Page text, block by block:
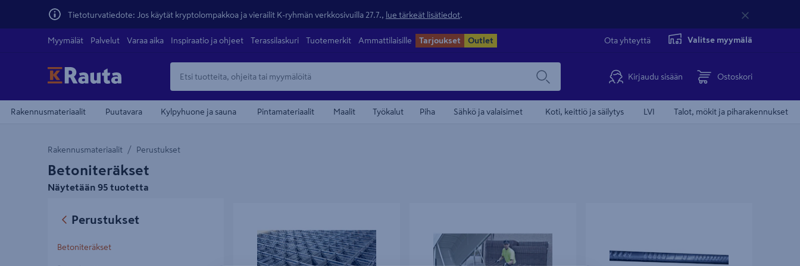
Tietoturvatiedote: Jos käytät kryptolompakkoa ja vierailit K-ryhmän verkkosivuilla 27.7., lue tärkeät lisätiedot
Myymälät Palvelut Varaa aika Inspiraatio ja ohjeet Terassilaskuri Tuotemerkit Ammattilaisille Tarjoukset Outlet Ota yhteyttä Valitse myymälä
Kirjaudu sisään Ostoskori
Rakennusmateriaalit Puutavara Kylpyhuone ja sauna Pintamateriaalit Maalit Työkalut Piha Sähkö ja valaisimet Koti, keittiö ja säilytys LVI Talot, mökit ja piharakennukset
Rakennusmateriaalit Perustukset
Betoniteräkset
Näytetään 95 tuotetta
Perustukset
Betoniteräkset